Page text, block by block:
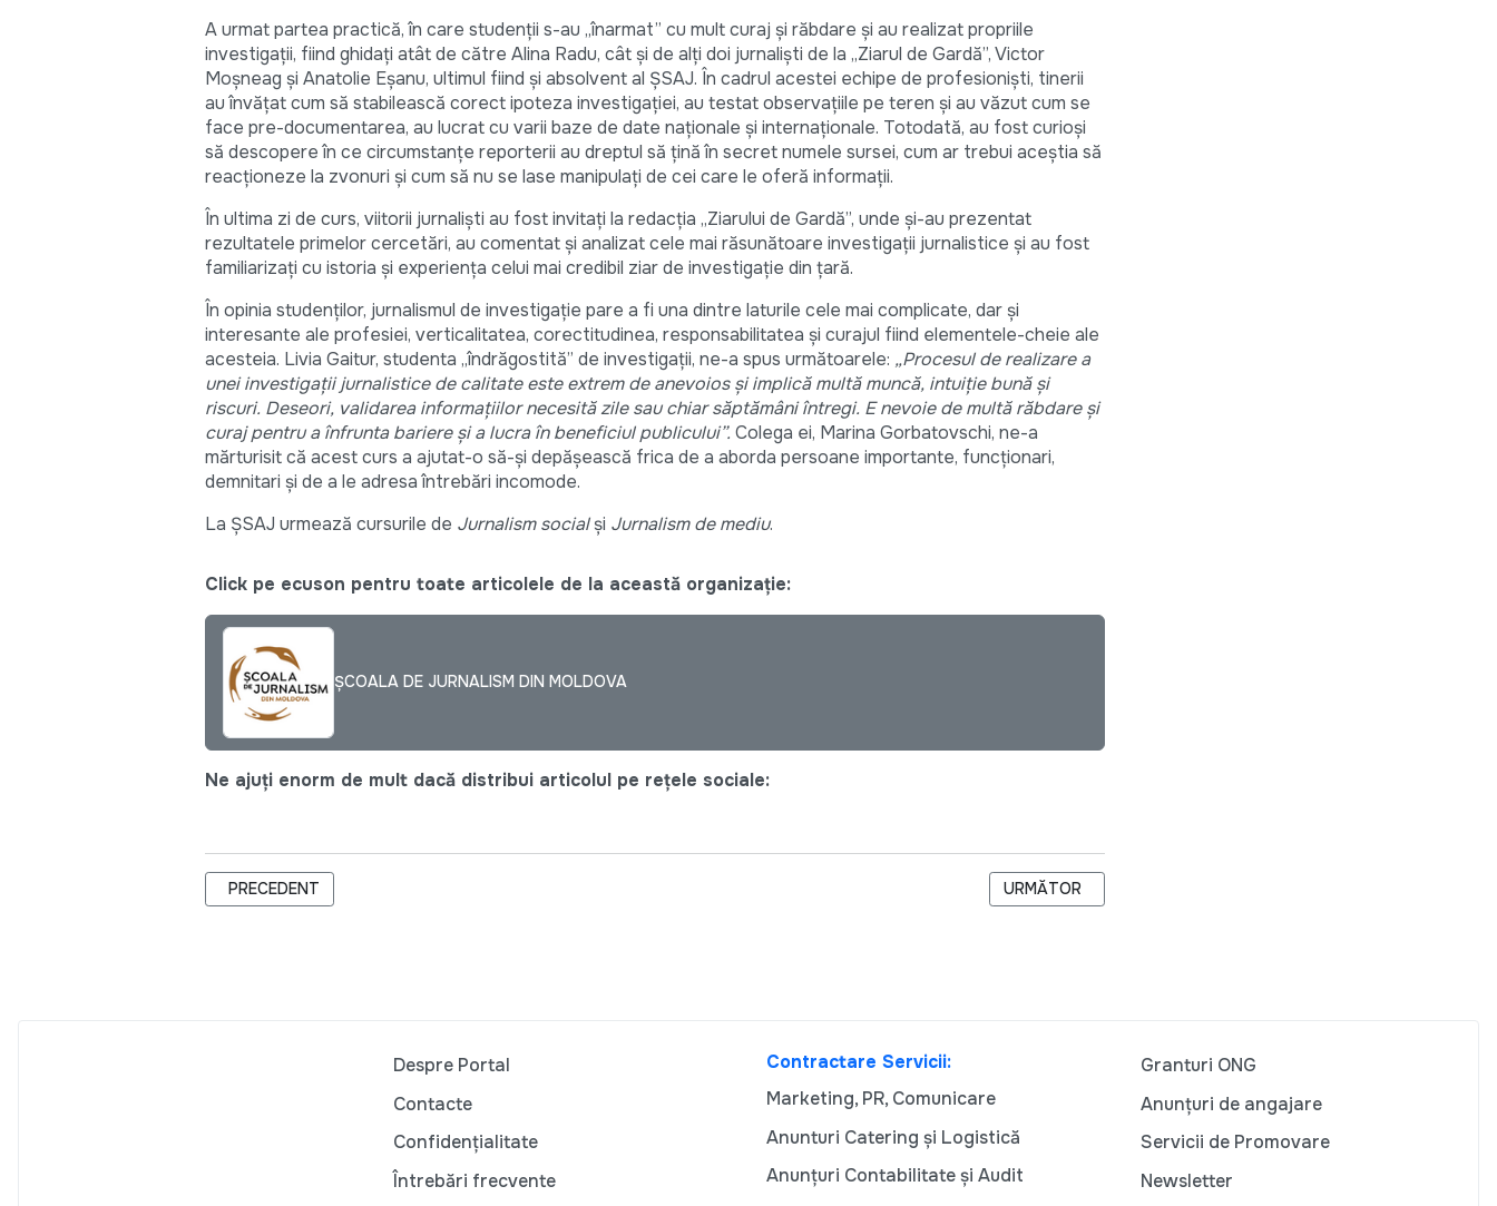
A urmat partea practică, în care studenții s-au „înarmat” cu mult curaj și răbdare și au realizat propriile
investigații, fiind ghidați atât de către Alina Radu, cât și de alți doi jurnaliști de la „Ziarul de Gardă”, Victor
Moșneag și Anatolie Eșanu, ultimul fiind și absolvent al ȘSAJ. În cadrul acestei echipe de profesioniști, tinerii
au învățat cum să stabilească corect ipoteza investigației, au testat observațiile pe teren și au văzut cum se
face pre-documentarea, au lucrat cu varii baze de date naționale și internaționale. Totodată, au fost curioși
să descopere în ce circumstanțe reporterii au dreptul să țină în secret numele sursei, cum ar trebui aceștia să
reacționeze la zvonuri și cum să nu se lase manipulați de cei care le oferă informații.
În ultima zi de curs, viitorii jurnaliști au fost invitați la redacția „Ziarului de Gardă”, unde și-au prezentat
rezultatele primelor cercetări, au comentat și analizat cele mai răsunătoare investigații jurnalistice și au fost
familiarizați cu istoria și experiența celui mai credibil ziar de investigație din țară.
În opinia studenților, jurnalismul de investigație pare a fi una dintre laturile cele mai complicate, dar și
interesante ale profesiei, verticalitatea, corectitudinea, responsabilitatea și curajul fiind elementele-cheie ale
acesteia. Livia Gaitur, studenta „îndrăgostită” de investigații, ne-a spus următoarele: „Procesul de realizare a
unei investigații jurnalistice de calitate este extrem de anevoios și implică multă muncă, intuiție bună și
riscuri. Deseori, validarea informațiilor necesită zile sau chiar săptămâni întregi. E nevoie de multă răbdare și
curaj pentru a înfrunta bariere și a lucra în beneficiul publicului”. Colega ei, Marina Gorbatovschi, ne-a
mărturisit că acest curs a ajutat-o să-și depășească frica de a aborda persoane importante, funcționari,
demnitari și de a le adresa întrebări incomode.
La ȘSAJ urmează cursurile de Jurnalism socialși Jurnalism de mediu.
Click pe ecuson pentru toate articolele de la această organizație:
ȘCOALA DE JURNALISM DIN MOLDOVA
Ne ajuți enorm de mult dacă distribui articolul pe rețele sociale:
ARTICOL PRECEDENT: CAPITALA VA GĂZDUI TURNEUL INTERNAȚIONAL DE TENIS ”J5 CHIȘINĂU”
PRECEDENT ARTICOLUL URMĂTOR: CAPACITATEA DE A SE MOBILIZA,
URMĂTOR
Despre Portal
Contacte
Confidențialitate
Întrebări frecvente
Contractare Servicii:
Marketing, PR, Comunicare
Anunturi Catering și Logistică
Anunțuri Contabilitate și Audit
Granturi ONG
Anunțuri de angajare
Servicii de Promovare
Newsletter